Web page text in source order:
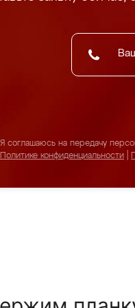
Я соглашаюсь на передачу
Политике конфиденциальности